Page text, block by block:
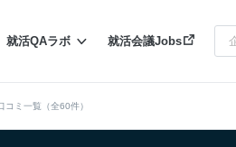
就活QAラボ 就活会議Jobs
ミ一覧（全60件）